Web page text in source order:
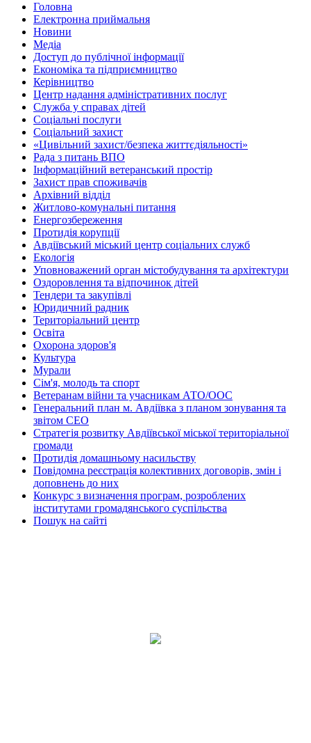
Головна
Електронна приймальня
Новини
Медіа
Доступ до публічної інформації
Економіка та підприємництво
Керівництво
Центр надання адміністративних послуг
Служба у справах дітей
Соціальні послуги
Соціальний захист
«Цивільний захист/безпека життєдіяльності»
Рада з питань ВПО
Інформаційний ветеранський простір
Захист прав споживачів
Архівний відділ
Житлово-комунальні питання
Енергозбереження
Протидія корупції
Авдіївський міський центр соціальних служб
Екологія
Уповноважений орган містобудування та архітектури
Оздоровлення та відпочинок дітей
Тендери та закупівлі
Юридичний радник
Територіальний центр
Освіта
Охорона здоров'я
Культура
Мурали
Сім'я, молодь та спорт
Ветеранам війни та учасникам АТО/ООС
Генеральний план м. Авдіївка з планом зонування та
звітом СЕО
Стратегія розвитку Авдіївської міської територіальної
громади
Протидія домашньому насильству
Повідомна реєстрація колективних договорів, змін і
доповнень до них
Конкурс з визначення програм, розроблених
інститутами громадянського суспільства
Пошук на сайті